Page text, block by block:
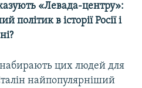
«Левада-центру»:
політик в історії Росії і
набирають цих людей для
найпопулярніший